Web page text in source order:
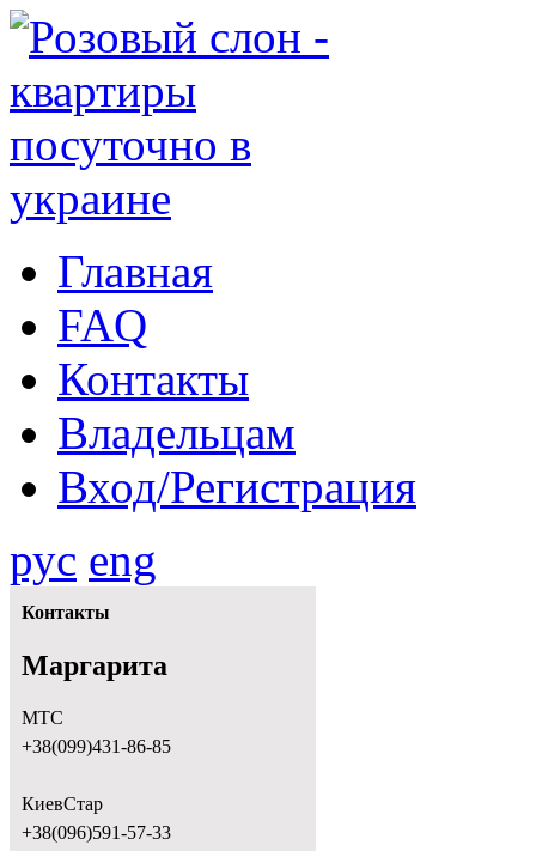
Главная
FAQ
Контакты
Владельцам
Вход/Регистрация
рус eng
Контакты
Маргарита
МТС
+38(099)431-86-85
КиевСтар
+38(096)591-57-33